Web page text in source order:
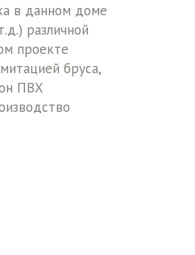
в данном доме
различной
проекте
бруса,
ПВХ